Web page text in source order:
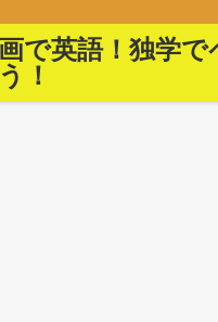
で英語！独学で
！